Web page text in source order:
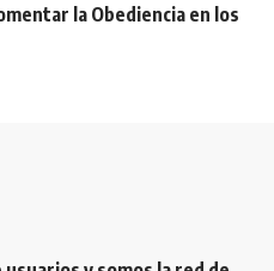
la Obediencia en los